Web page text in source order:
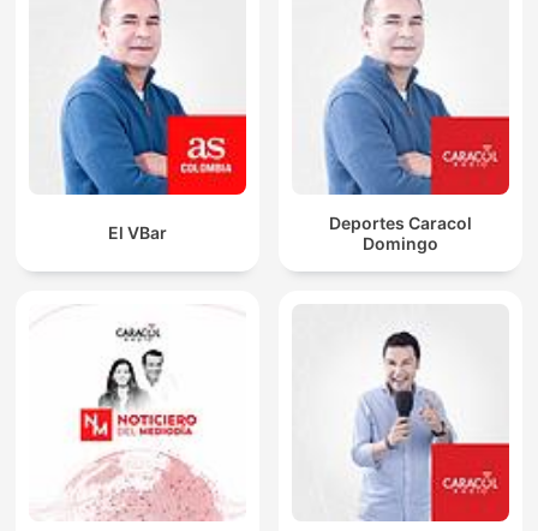
El VBar
Deportes Caracol
Domingo